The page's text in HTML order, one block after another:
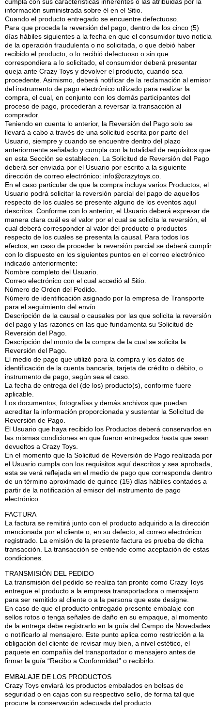
información suministrada sobre él en el Sitio.
Cuando el producto entregado se encuentre defectuoso.
Para que proceda la reversión del pago, dentro de los cinco (5)
días hábiles siguientes a la fecha en que el consumidor tuvo noticia
de la operación fraudulenta o no solicitada, o que debió haber
recibido el producto, o lo recibió defectuoso o sin que
correspondiera a lo solicitado, el consumidor deberá presentar
queja ante Crazy Toys y devolver el producto, cuando sea
procedente. Asimismo, deberá notificar de la reclamación al emisor
del instrumento de pago electrónico utilizado para realizar la
compra, el cual, en conjunto con los demás participantes del
proceso de pago, procederán a reversar la transacción al
comprador.
Teniendo en cuenta lo anterior, la Reversión del Pago solo se
llevará a cabo a través de una solicitud escrita por parte del
Usuario, siempre y cuando se encuentre dentro del plazo
anteriormente señalado y cumpla con la totalidad de requisitos que
en esta Sección se establecen. La Solicitud de Reversión del Pago
deberá ser enviada por el Usuario por escrito a la siguiente
dirección de correo electrónico: info@crazytoys.co.
En el caso particular de que la compra incluya varios Productos, el
Usuario podrá solicitar la reversión parcial del pago de aquellos
respecto de los cuales se presente alguno de los eventos aquí
descritos. Conforme con lo anterior, el Usuario deberá expresar de
manera clara cuál es el valor por el cual se solicita la reversión, el
cual deberá corresponder al valor del producto o productos
respecto de los cuales se presenta la causal. Para todos los
efectos, en caso de proceder la reversión parcial se deberá cumplir
con lo dispuesto en los siguientes puntos en el correo electrónico
indicado anteriormente:
Nombre completo del Usuario.
Correo electrónico con el cual accedió al Sitio.
Número de Orden del Pedido.
Número de identificación asignado por la empresa de Transporte
para el seguimiento del envío.
Descripción de la causal o causales por las que solicita la reversión
del pago y las razones en las que fundamenta su Solicitud de
Reversión del Pago.
Descripción del monto de la compra de la cual se solicita la
Reversión del Pago.
El medio de pago que utilizó para la compra y los datos de
identificación de la cuenta bancaria, tarjeta de crédito o débito, o
instrumento de pago, según sea el caso.
La fecha de entrega del (de los) producto(s), conforme fuere
aplicable.
Los documentos, fotografías y demás archivos que puedan
acreditar la información proporcionada y sustentar la Solicitud de
Reversión de Pago.
El Usuario que haya recibido los Productos deberá conservarlos en
las mismas condiciones en que fueron entregados hasta que sean
devueltos a Crazy Toys.
En el momento que la Solicitud de Reversión de Pago realizada por
el Usuario cumpla con los requisitos aquí descritos y sea aprobada,
esta se verá reflejada en el medio de pago que corresponda dentro
de un término aproximado de quince (15) días hábiles contados a
partir de la notificación al emisor del instrumento de pago
electrónico.
FACTURA
La factura se remitirá junto con el producto adquirido a la dirección
mencionada por el cliente o, en su defecto, al correo electrónico
registrado. La emisión de la presente factura es prueba de dicha
transacción. La transacción se entiende como aceptación de estas
condiciones.
TRANSMISIÓN DEL PEDIDO
La transmisión del pedido se realiza tan pronto como Crazy Toys
entregue el producto a la empresa transportadora o mensajero
para ser remitido al cliente o a la persona que este designe.
En caso de que el producto entregado presente embalaje con
sellos rotos o tenga señales de daño en su empaque, al momento
de la entrega debe registrarlo en la guía del Campo de Novedades
o notificarlo al mensajero. Este punto aplica como restricción a la
obligación del cliente de revisar muy bien, a nivel estético, el
paquete en compañía del transportador o mensajero antes de
firmar la guía “Recibo a Conformidad” o recibirlo.
EMBALAJE DE LOS PRODUCTOS
Crazy Toys enviará los productos embalados en bolsas de
seguridad o en cajas con su respectivo sello, de forma tal que
procure la conservación adecuada del producto.